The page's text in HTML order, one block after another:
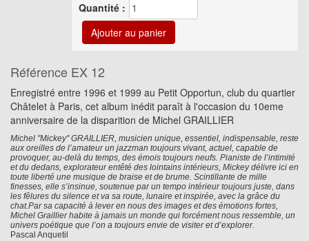
Quantité :
Référence EX 12
Enregistré entre 1996 et 1999 au Petit Opportun, club du quartier
Châtelet à Paris, cet album inédit paraît à l'occasion du 10eme
anniversaire de la disparition de Michel GRAILLIER
Michel "Mickey" GRAILLIER, musicien unique, essentiel, indispensable, reste
aux oreilles de l’amateur un jazzman toujours vivant, actuel, capable de
provoquer, au-delà du temps, des émois toujours neufs. Pianiste de l’intimité
et du dedans, explorateur entêté des lointains intérieurs, Mickey délivre ici en
toute liberté une musique de braise et de brume. Scintillante de mille
finesses, elle s’insinue, soutenue par un tempo intérieur toujours juste, dans
les fêlures du silence et va sa route, lunaire et inspirée, avec la grâce du
chat.Par sa capacité à lever en nous des images et des émotions fortes,
Michel Graillier habite à jamais un monde qui forcément nous ressemble, un
univers poétique que l’on a toujours envie de visiter et d’explorer.
Pascal Anquetil